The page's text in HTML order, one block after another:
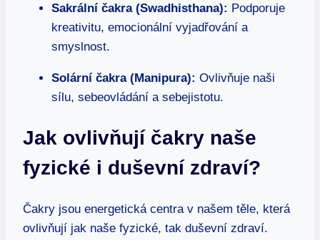
Sakrální čakra (Swadhisthana): Podporuje
kreativitu, emocionální vyjadřování a
smyslnost.
Solární čakra (Manipura): Ovlivňuje naši
sílu, sebeovládání a sebejistotu.
Jak ovlivňují čakry naše
fyzické i duševní zdraví?
Čakry jsou energetická centra v našem těle, která
ovlivňují jak naše fyzické, tak duševní zdraví.